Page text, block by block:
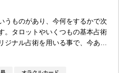
うものがあり、今何をするかで次
。タロットやいくつもの基本占術
ジナル占術を用いる事で、今あな